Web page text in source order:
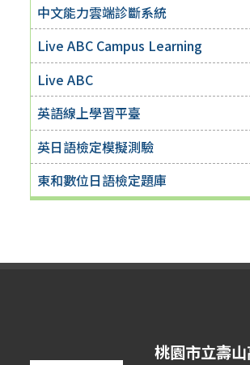
中文能力雲端診斷系統
Live ABC Campus Learning
Live ABC
英語線上學習平臺
英日語檢定模擬測驗
東和數位日語檢定題庫
桃園市立壽